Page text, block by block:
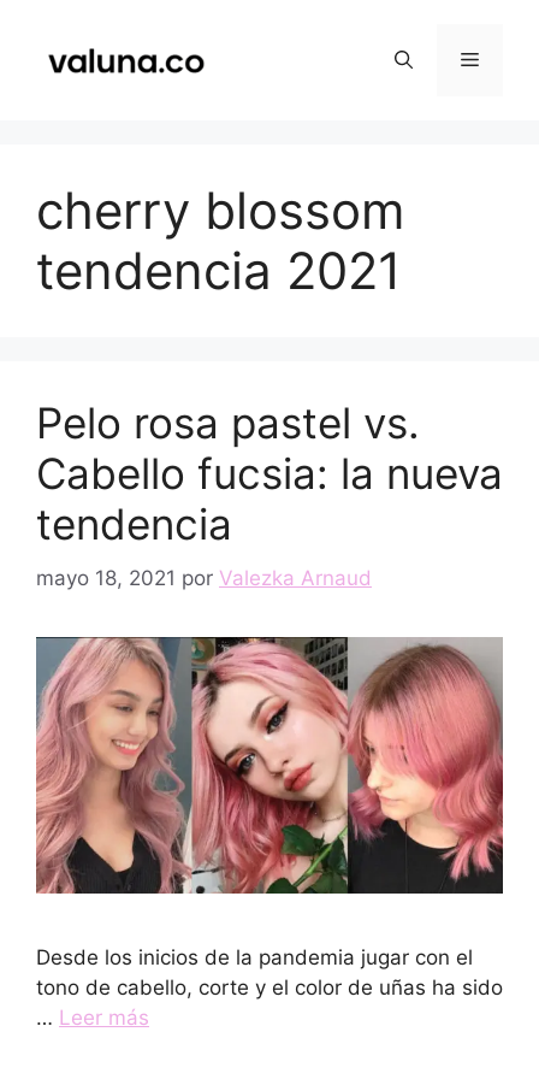
contenido
Menú
cherry blossom
tendencia 2021
Pelo rosa pastel vs.
Cabello fucsia: la nueva
tendencia
mayo 18, 2021 por Valezka Arnaud
Desde los inicios de la pandemia jugar con el
tono de cabello, corte y el color de uñas ha sido
… Leer más